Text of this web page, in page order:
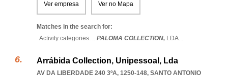
Ver empresa Ver no Mapa
Matches in the search for:
Activity categories: ...PALOMA COLLECTION, LDA...
Arrábida Collection, Unipessoal, Lda
AV DA LIBERDADE 240 3ºA, 1250-148, SANTO ANTONIO